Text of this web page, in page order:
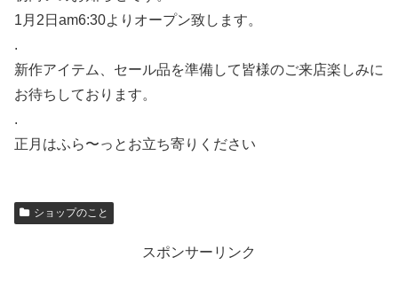
1月2日am6:30よりオープン致します。
.
新作アイテム、セール品を準備して皆様のご来店楽しみに
お待ちしております。
.
正月はふら〜っとお立ち寄りください
ショップのこと
スポンサーリンク